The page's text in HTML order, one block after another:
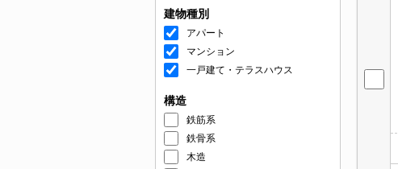
建物種別
アパート
マンション
一戸建て・テラスハウス
構造
鉄筋系
鉄骨系
木造